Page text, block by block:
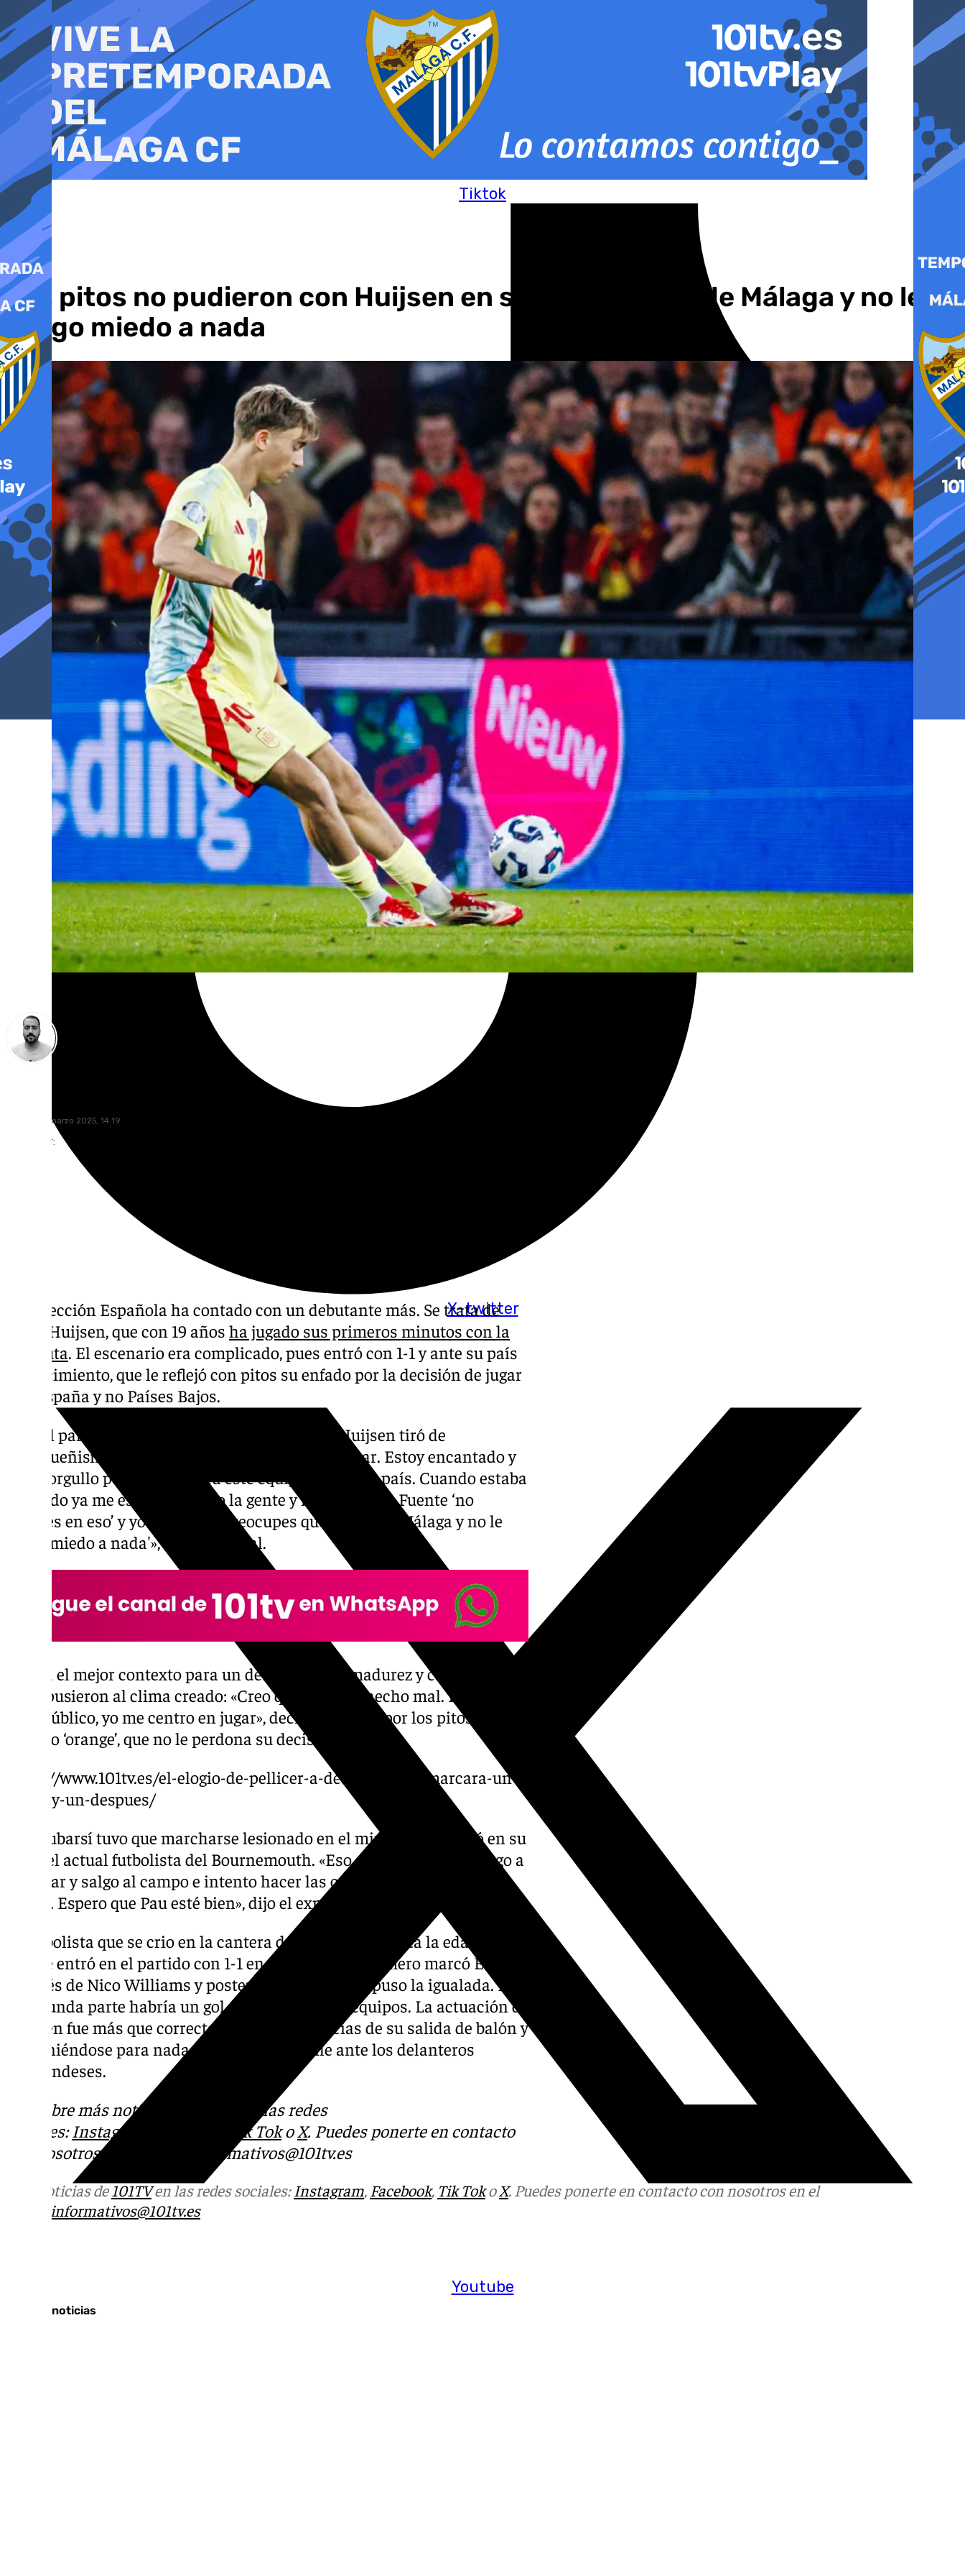
al
contenido
Tiktok
X-twitter
Youtube
Los pitos no pudieron con Huijsen en su debut: «Soy de Málaga y no le
tengo miedo a nada
viernes, 21 marzo 2025, 14:19
Compartir:
La Selección Española ha contado con un debutante más. Se trata de
Dean Huijsen, que con 19 años ha jugado sus primeros minutos con la
absoluta. El escenario era complicado, pues entró con 1-1 y ante su país
de nacimiento, que le reflejó con pitos su enfado por la decisión de jugar
con España y no Países Bajos.
Tras el partido fue cuestionado por los pitos y Huijsen tiró de
malagueñismo: «Para mí es un sueño poder debutar. Estoy encantado y
es un orgullo poder jugar para este equipo y para mi país. Cuando estaba
saliendo ya me estaba pitando la gente y me dijo De la Fuente ‘no
pienses en eso’ y yo dije ‘no te preocupes que yo soy de Málaga y no le
tengo miedo a nada'», dijo el central.
No era el mejor contexto para un debut, pero su madurez y calidad se
sobrepusieron al clima creado: «Creo que no lo he hecho mal. El público
es el público, yo me centro en jugar», decía el central por los pitos del
público ‘orange’, que no le perdona su decisión.
https://www.101tv.es/el-elogio-de-pellicer-a-dean-huijsen-marcara-un-
antes-y-un-despues/
Pau Cubarsí tuvo que marcharse lesionado en el minuto 40 y entró en su
lugar el actual futbolista del Bournemouth. «Eso es el fútbol. Me pongo a
calentar y salgo al campo e intento hacer las cosas lo mejor posible y
pueda. Espero que Pau esté bien», dijo el exmalaguista.
El futbolista que se crio en la cantera del Málaga CF hasta la edad de
cadete entró en el partido con 1-1 en el marcador. Primero marcó España
a través de Nico Williams y posteriormente Gakpo puso la igualada. En
la segunda parte habría un gol más para ambos equipos. La actuación de
Huijsen fue más que correcta, dejando evidencias de su salida de balón y
no poniéndose para nada nervioso en el baile ante los delanteros
neerlandeses.
Descubre más noticias de 101TV en las redes
sociales: Instagram Tik Toko X. Puedes ponerte en contacto
con nosotros en el correo
informativos@101tv.es
Más noticias de101TVen las redes sociales: Instagram, Facebook, Tik TokoX. Puedes ponerte en contacto con nosotros en el
informativos@101tv.es
Últimas noticias